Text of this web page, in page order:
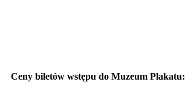
Ceny biletów wstępu do Muzeum Plakatu: